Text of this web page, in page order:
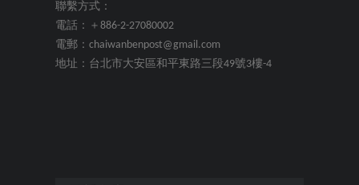
聯繫方式：
電話：＋886-2-27080002
電郵：chaiwanbenpost@gmail.com
地址：台北市大安區和平東路三段49號3樓-4